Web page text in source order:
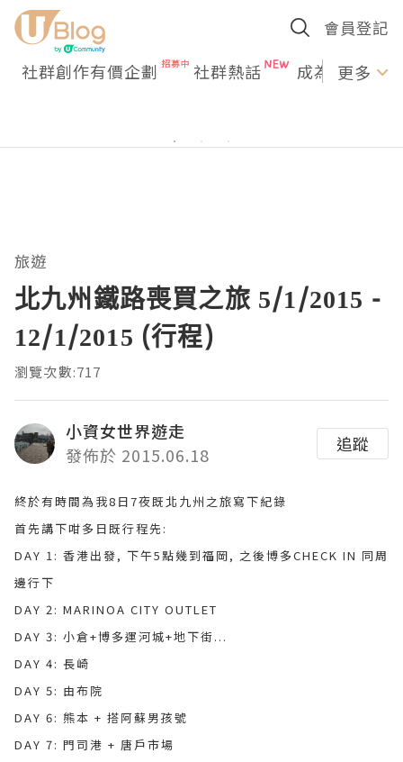
會員登記
社群創作有價企劃 社群熱話 成為U更多
旅遊
北九州鐵路喪買之旅 5/1/2015 -
12/1/2015 (行程)
瀏覽次數:717
小資女世界遊走
發佈於 2015.06.18
追蹤
終於有時間為我8日7夜既北九州之旅寫下紀錄
首先講下咁多日既行程先:
DAY 1: 香港出發, 下午5點幾到福岡, 之後博多CHECK IN 同周
邊行下
DAY 2: MARINOA CITY OUTLET
DAY 3: 小倉+博多運河城+地下街...
DAY 4: 長崎
DAY 5: 由布院
DAY 6: 熊本 + 搭阿蘇男孩號
DAY 7: 門司港 + 唐戶市場